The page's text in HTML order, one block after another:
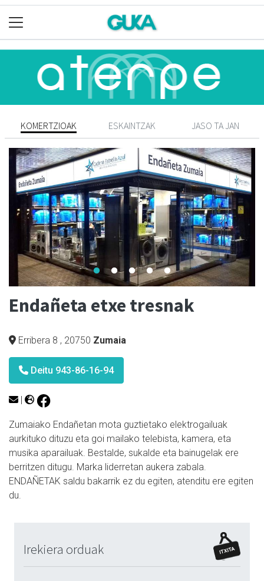
KOMERTZIOAK ESKAINTZAK JASO TA JAN
Endañeta etxe tresnak
Erribera 8 , 20750 Zumaia
Deitu 943-86-16-94
Zumaiako Endañetan mota guztietako elektrogailuak
aurkituko dituzu eta goi mailako telebista, kamera, eta
musika aparailuak. Bestalde, sukalde eta bainugelak ere
berritzen ditugu. Marka liderretan aukera zabala.
ENDAÑETAK saldu bakarrik ez du egiten, atenditu ere egiten
du.
Irekiera orduak